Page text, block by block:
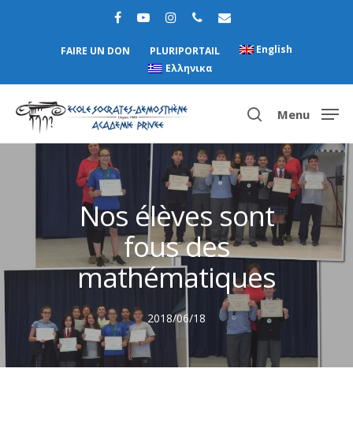
FAIRE UN DON PLURIPORTAIL
English
Ελληνικα
Hit enter to search or ESC to close
Menu
Nos élèves sont
fous des
mathématiques
2018/06/18